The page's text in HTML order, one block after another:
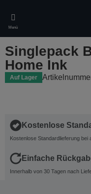
main
content
Menü
Singlepack
Home Ink
Auf Lager
Kostenlose
Kostenlose Standardlieferung bei
Einfache
Innerhalb von 30 Tagen nach